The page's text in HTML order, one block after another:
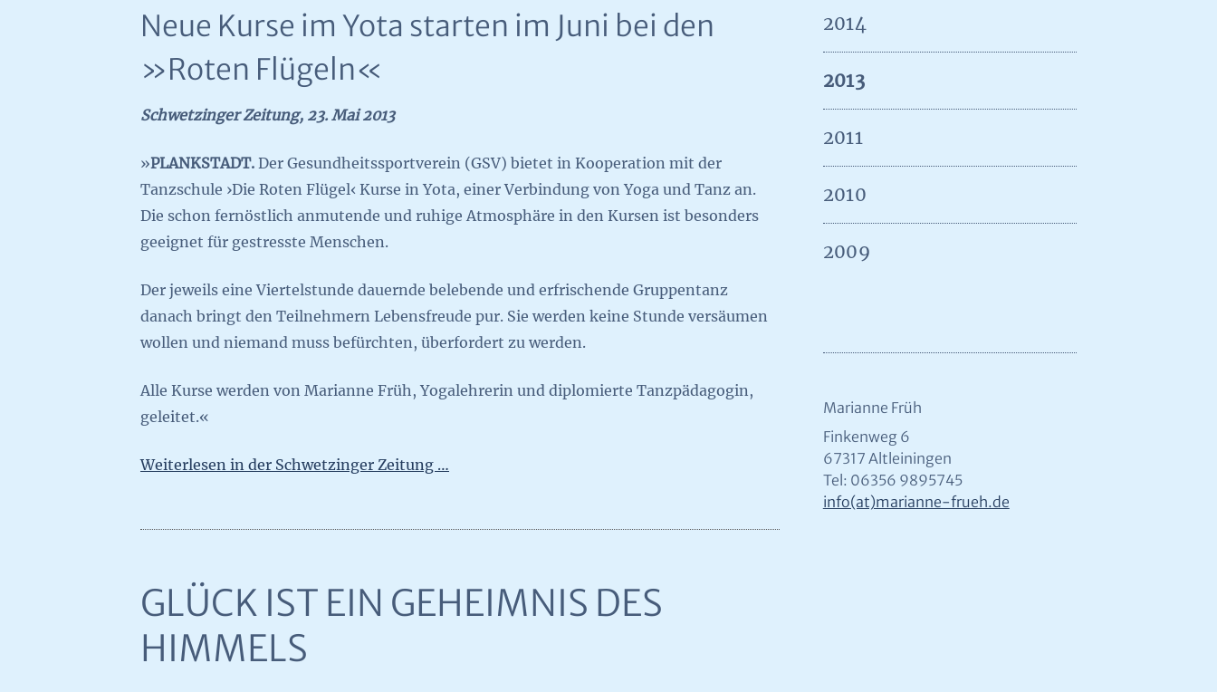
Neue Kurse im Yota starten im Juni bei den
»Roten Flügeln«
Schwetzinger Zeitung, 23. Mai 2013
»PLANKSTADT.Der Gesundheitssportverein (GSV) bietet in Kooperation mit der
Tanzschule ›Die Roten Flügel‹ Kurse in Yota, einer Verbindung von Yoga und Tanz an.
Die schon fernöstlich anmutende und ruhige Atmosphäre in den Kursen ist besonders
geeignet für gestresste Menschen.
Der jeweils eine Viertelstunde dauernde belebende und erfrischende Gruppentanz
danach bringt den Teilnehmern Lebensfreude pur. Sie werden keine Stunde versäumen
wollen und niemand muss befürchten, überfordert zu werden.
Alle Kurse werden von Marianne Früh, Yogalehrerin und diplomierte Tanzpädagogin,
geleitet.«
Weiterlesen in der Schwetzinger Zeitung …
GLÜCK IST EIN GEHEIMNIS DES
HIMMELS
2014
2013
2011
2010
2009
Marianne Früh
Finkenweg 6
67317 Altleiningen
Tel: 06356 9895745
info(at)marianne-frueh.de